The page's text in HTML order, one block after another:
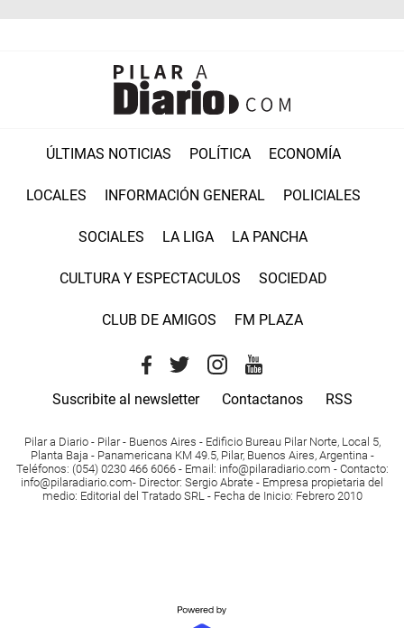
ÚLTIMAS NOTICIAS POLÍTICA ECONOMÍA
LOCALES INFORMACIÓN GENERAL POLICIALES
SOCIALES LA LIGA LA PANCHA
CULTURA Y ESPECTACULOS SOCIEDAD
CLUB DE AMIGOS FM PLAZA
Suscribite al newsletter Contactanos RSS
Pilar a Diario - Pilar - Buenos Aires - Edificio Bureau Pilar Norte, Local 5,
Planta Baja - Panamericana KM 49.5, Pilar, Buenos Aires, Argentina -
Teléfonos: (054) 0230 466 6066 - Email : info@pilaradiario.com - Contacto:
info@pilaradiario.com- Director: Sergio Abrate - Empresa propietaria del
medio: Editorial del Tratado SRL - Fecha de Inicio: Febrero 2010